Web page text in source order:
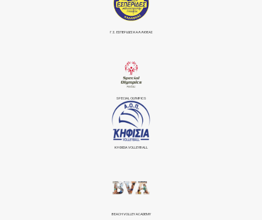
Γ.Σ. ΕΣΠΕΡΙΔΕΣ ΚΑΛΛΙΘΕΑΣ
SPECIAL OLYMPICS
ΚΗΦΙΣΙΆ VOLLEYBALL
BEACH VOLLEY ACADEMY